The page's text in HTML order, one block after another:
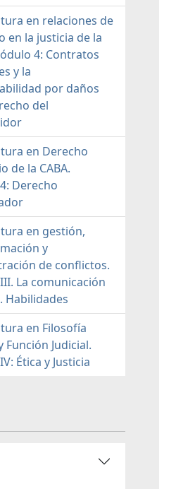
en relaciones de
en la justicia de la
4: Contratos
y la
por daños
del
en Derecho
de la CABA.
Derecho
en gestión,
y
de conflictos.
La comunicación
Habilidades
en Filosofía
Función Judicial.
Ética y Justicia